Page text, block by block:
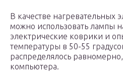
В качестве нагревательных
можно использовать лампы
электрические коврики и
температуры в 50-55
распределялось
компьютера.